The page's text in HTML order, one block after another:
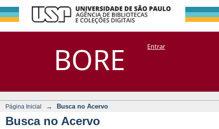
BORE
Busca no Acervo
DSpace/Manakin + CoriscoEntrar
Página Inicial → Busca no Acervo
Busca no Acervo